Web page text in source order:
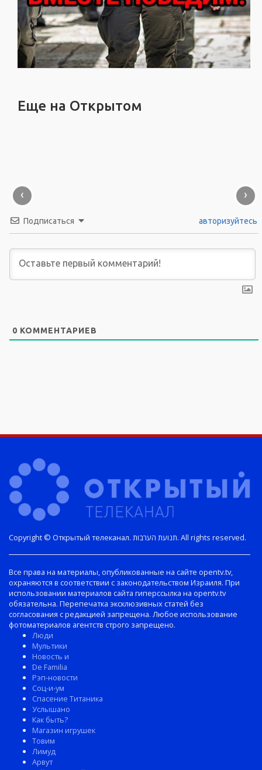
Еще на Открытом
‹ ›
Подписаться авторизуйтесь
0 КОММЕНТАРИЕВ
Copyright © Открытый телеканал. תנועת הערבות. All rights reserved.
Все права на материалы, опубликованные на сайте opentv.tv,
охраняются в соответствии с законодательством Израиля. При
использовании материалов сайта гиперссылка на opentv.tv
обязательна. Перепечатка эксклюзивных статей без
согласования с редакцией запрещена. Любое использование
фотоматериалов агентств строго запрещено.
Люди
Мультики
Новость и
De Familia
Рэп-новости
Соц-и-ум
Спасение Титаника
Услышано
Как быть?
Магазин игрушек
Товим
Лимуд
Арвут